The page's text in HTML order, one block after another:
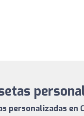
personalizadas en